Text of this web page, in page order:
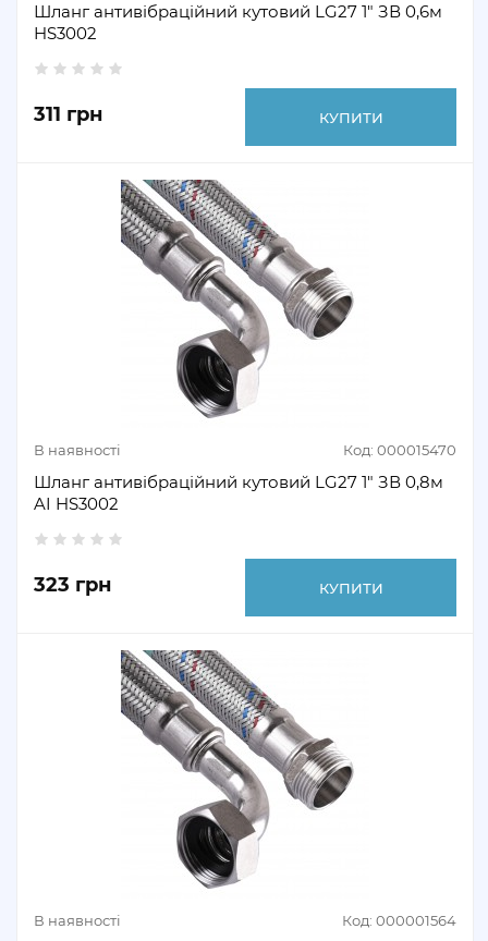
Шланг антивібраційний кутовий LG27 1″ ЗВ 0,6м
HS3002
311 грн КУПИТИ
В наявності Код: 000015470
Шланг антивібраційний кутовий LG27 1″ ЗВ 0,8м
AI HS3002
323 грн КУПИТИ
В наявності Код: 000001564